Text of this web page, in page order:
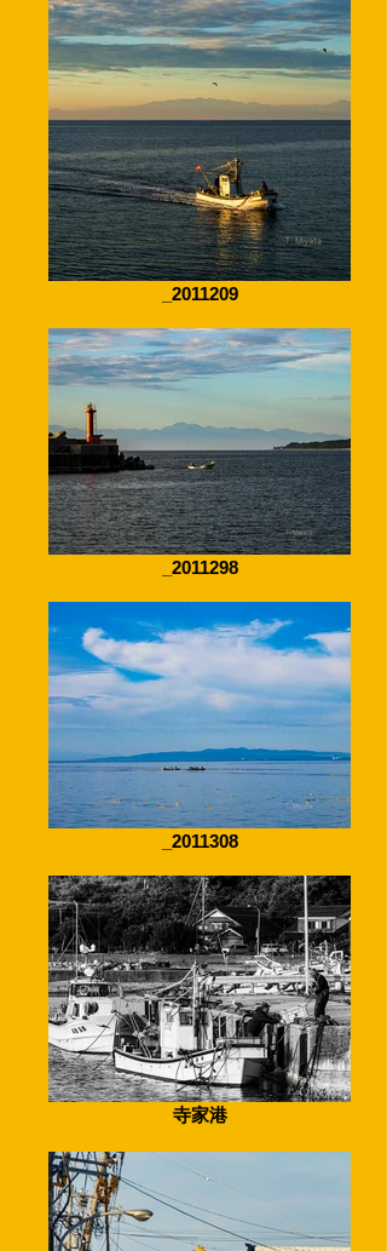
_2011209
_2011298
_2011308
寺家港